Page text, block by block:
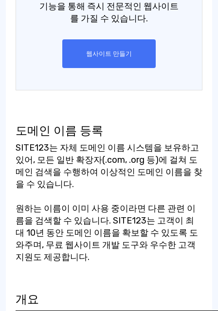
기능을 통해 즉시 전문적인 웹사이트
를 가질 수 있습니다.
웹사이트 만들기
도메인 이름 등록
SITE123는 자체 도메인 이름 시스템을 보유하고
있어, 모든 일반 확장자(.com, .org 등)에 걸쳐 도
메인 검색을 수행하여 이상적인 도메인 이름을 찾
을 수 있습니다.
원하는 이름이 이미 사용 중이라면 다른 관련 이
름을 검색할 수 있습니다. SITE123는 고객이 최
대 10년 동안 도메인 이름을 확보할 수 있도록 도
와주며, 무료 웹사이트 개발 도구와 우수한 고객
지원도 제공합니다.
개요